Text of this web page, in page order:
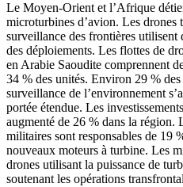
Le Moyen-Orient et l’Afrique
microturbines d’avion. Les drones
surveillance des frontières utilisent
des déploiements. Les flottes de
en Arabie Saoudite comprennent
34 % des unités. Environ 29 %
surveillance de l’environnement
portée étendue. Les
augmenté de 26 % dans la région.
militaires sont responsables de 19
nouveaux moteurs à turbine. Les
drones utilisant la puissance de
soutenant les opérations